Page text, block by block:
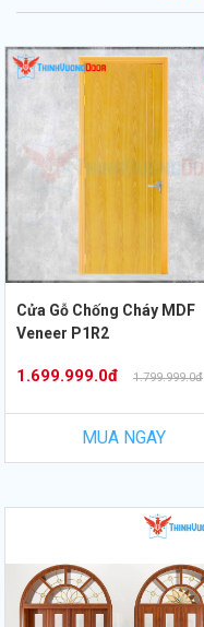
Cửa Gỗ Chống Cháy MDF
Veneer P1R2
1.699.999.0đ 1.799.999.0đ
MUA NGAY